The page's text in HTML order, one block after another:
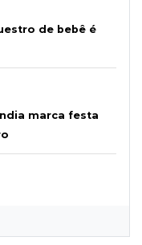
de bebê é
marca festa